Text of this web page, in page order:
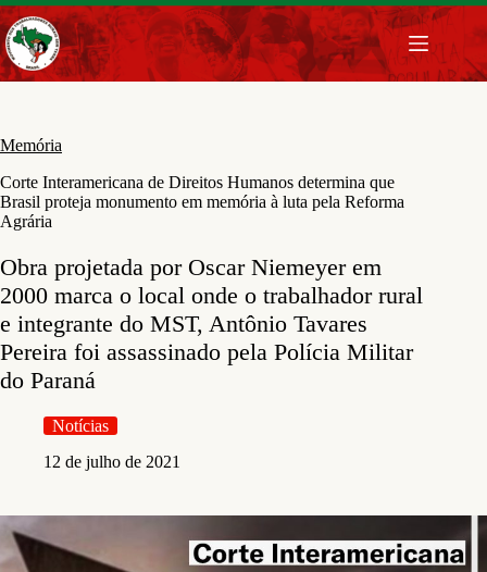
Pular
para
o
conteúdo
Memória
Corte Interamericana de Direitos Humanos determina que
Brasil proteja monumento em memória à luta pela Reforma
Agrária
Obra projetada por Oscar Niemeyer em
2000 marca o local onde o trabalhador rural
e integrante do MST, Antônio Tavares
Pereira foi assassinado pela Polícia Militar
do Paraná
Notícias
12 de julho de 2021